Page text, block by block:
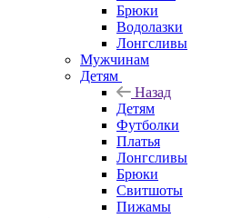
Брюки
Водолазки
Лонгсливы
Мужчинам
Детям
Назад
Детям
Футболки
Платья
Лонгсливы
Брюки
Свитшоты
Пижамы